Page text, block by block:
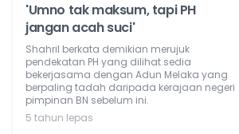
'Umno tak maksum, tapi PH
jangan acah suci'
Shahril berkata demikian merujuk
pendekatan PH yang dilihat sedia
bekerjasama dengan Adun Melaka yang
berpaling tadah daripada kerajaan negeri
pimpinan BN sebelum ini.
5 tahun lepas